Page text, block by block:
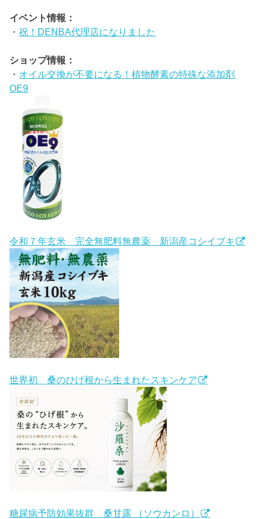
イベント情報：
・祝！DENBA代理店になりました
ショップ情報：
・ オイル交換が不要になる！植物酵素の特殊な添加剤
OE9
令和７年玄米 完全無肥料無農薬 新潟産コシイブキ
世界初 桑のひげ根から生まれたスキンケア
糖尿病予防効果抜群 桑甘露 （ソウカンロ）